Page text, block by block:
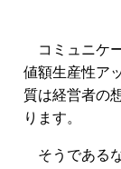
コミュニケ
値額生産性ア
質は経営者の
ります。
そうである